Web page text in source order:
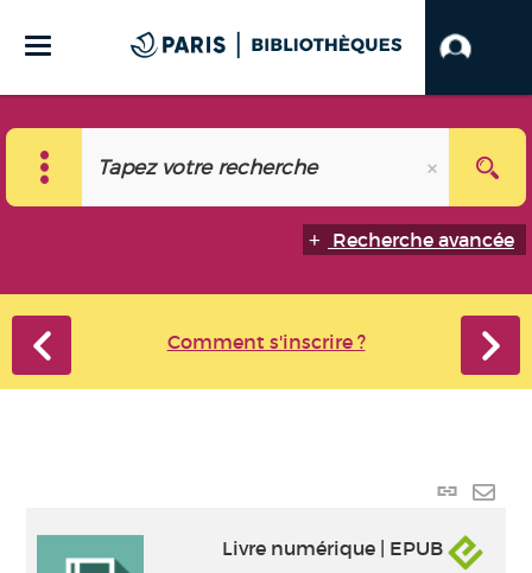
Recherche avancée
Comment s'inscrire ?
Lien
Livre numérique | EPUB